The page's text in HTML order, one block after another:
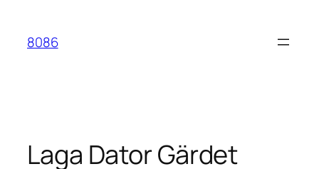
innehåll
8086
Laga Dator Gärdet